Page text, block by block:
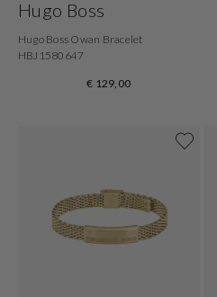
Hugo Boss
Hugo Boss Owan Bracelet
HBJ1580647
€ 129,00